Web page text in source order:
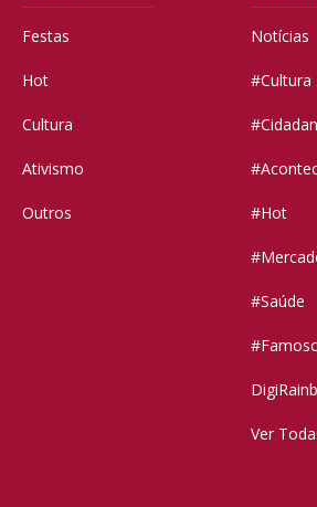
Festas
Hot
Cultura
Ativismo
Outros
Notícias
#Cultura
#Hot
#Saúde
Ver